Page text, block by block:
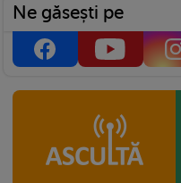
Ne găsești pe